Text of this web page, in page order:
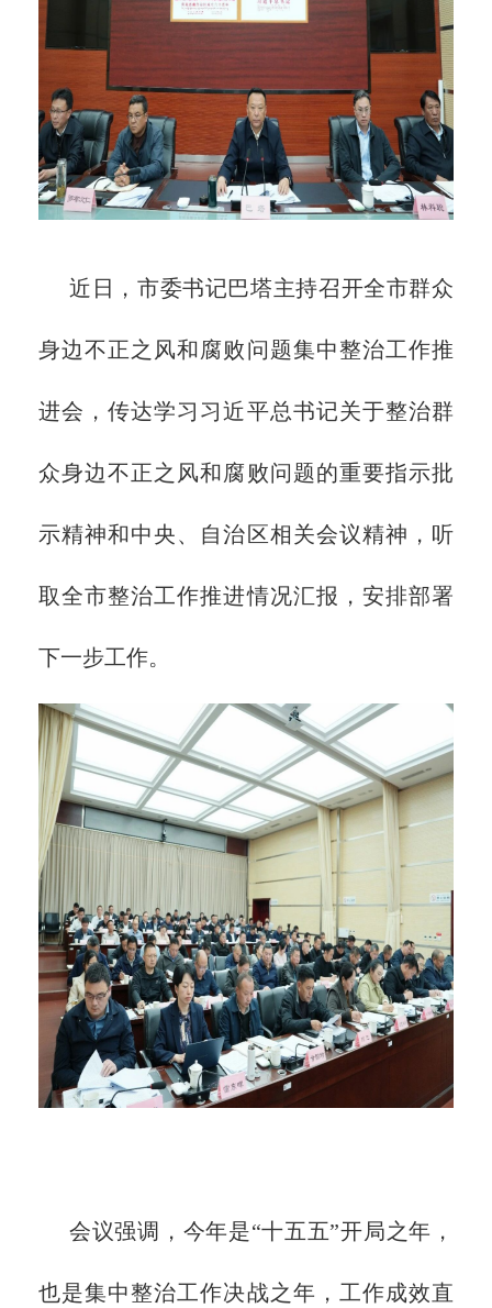
近日，市委书记巴塔主持召开全市群众
身边不正之风和腐败问题集中整治工作推
进会，传达学习习近平总书记关于整治群
众身边不正之风和腐败问题的重要指示批
示精神和中央、自治区相关会议精神，听
取全市整治工作推进情况汇报，安排部署
下一步工作。
会议强调，今年是“十五五”开局之年，
也是集中整治工作决战之年，工作成效直